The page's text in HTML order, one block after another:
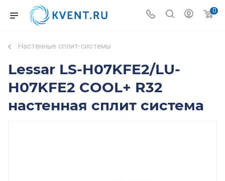
0
Настенные сплит-системы
Lessar LS-H07KFE2/LU-
H07KFE2 COOL+ R32
настенная сплит система